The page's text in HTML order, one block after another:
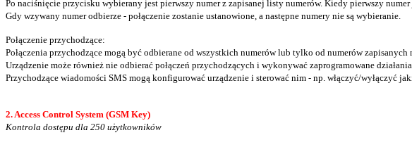
Po naciśnięcie przycisku wybierany jest pierwszy numer z zapisanej listy numerów. Kiedy pierwszy numer
Gdy wzywany numer odbierze - połączenie zostanie ustanowione, a następne numery nie są wybieranie.
Połączenie przychodzące:
Połączenia przychodzące mogą być odbierane od wszystkich numerów lub tylko od numerów zapisanych
Urządzenie może również nie odbierać połączeń przychodzących i wykonywać zaprogramowane
Przychodzące wiadomości SMS mogą konfigurować urządzenie i sterować nim - np. włączyć/wyłączyć
2. Access Control System (GSM Key)
Kontrola dostępu dla 250 użytkowników